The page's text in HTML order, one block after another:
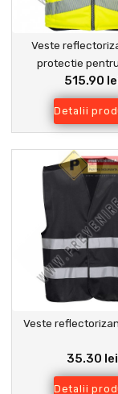
Veste
protectie
515.90
Detalii
Veste
35.30 lei
Detalii